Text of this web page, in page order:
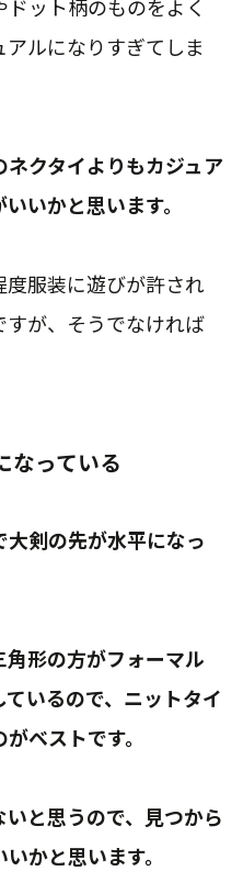
ット柄のものをよく
ルになりすぎてしま
クタイよりもカジュア
いかと思います。
服装に遊びが許され
が、そうでなければ
っている
剣の先が水平になっ
形の方がフォーマル
いるので、ニットタイ
ベストです。
と思うので、見つから
かと思います。